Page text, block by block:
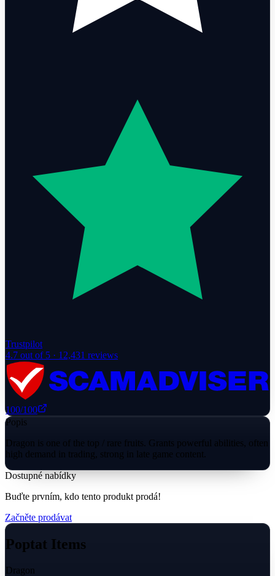
Trustpilot
4.7 out of 5 · 12,431 reviews
100/100
Popis
Dragon is one of the top / rare fruits. Grants powerful abilities, often
high demand in trading, strong in late game content.
Dostupné nabídky
Buďte prvním, kdo tento produkt prodá!
Začněte prodávat
Poptat Items
Dragon